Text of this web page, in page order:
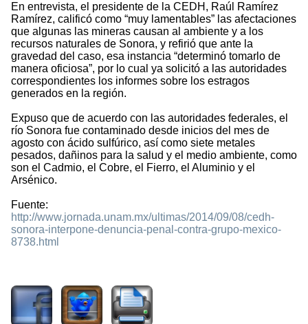
En entrevista, el presidente de la CEDH, Raúl Ramírez
Ramírez, calificó como “muy lamentables” las afectaciones
que algunas las mineras causan al ambiente y a los
recursos naturales de Sonora, y refirió que ante la
gravedad del caso, esa instancia “determinó tomarlo de
manera oficiosa”, por lo cual ya solicitó a las autoridades
correspondientes los informes sobre los estragos
generados en la región.
Expuso que de acuerdo con las autoridades federales, el
río Sonora fue contaminado desde inicios del mes de
agosto con ácido sulfúrico, así como siete metales
pesados, dañinos para la salud y el medio ambiente, como
son el Cadmio, el Cobre, el Fierro, el Aluminio y el
Arsénico.
Fuente:
http://www.jornada.unam.mx/ultimas/2014/09/08/cedh-
sonora-interpone-denuncia-penal-contra-grupo-mexico-
8738.html